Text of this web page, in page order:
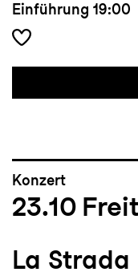
Einführung 19:00
Konzert
23.10
La Strada